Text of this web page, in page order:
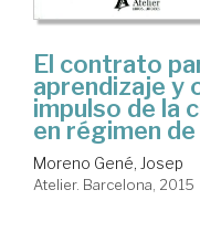
El contrato
aprendizaje y
impulso de la
en régimen
Moreno Gené, Josep
Atelier. Barcelona, 2015